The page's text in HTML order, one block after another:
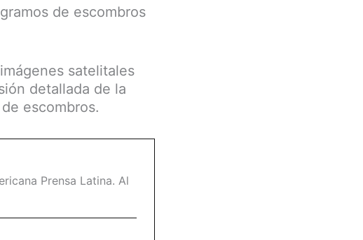
de escombros
satelitales
detallada de la
escombros.
Prensa Latina. Al